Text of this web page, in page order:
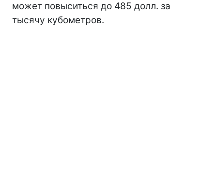
может повыситься до 485 долл. за
тысячу кубометров.